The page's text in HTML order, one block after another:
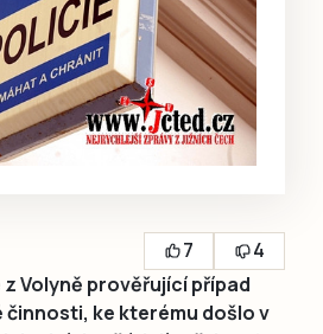
7
4
z Volyně prověřující případ
ke kterému došlo v